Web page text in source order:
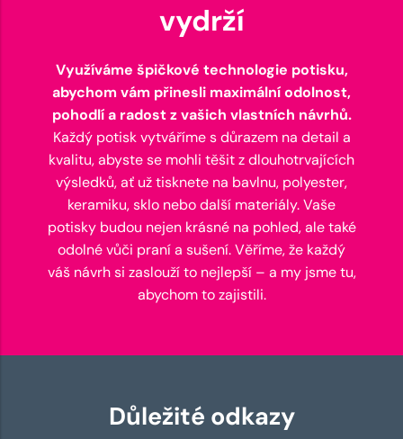
vydrží
Využíváme špičkové technologie potisku,
abychom vám přinesli maximální odolnost,
pohodlí a radost z vašich vlastních návrhů.
Každý potisk vytváříme s důrazem na detail a
kvalitu, abyste se mohli těšit z dlouhotrvajících
výsledků, ať už tisknete na bavlnu, polyester,
keramiku, sklo nebo další materiály. Vaše
potisky budou nejen krásné na pohled, ale také
odolné vůči praní a sušení. Věříme, že každý
váš návrh si zaslouží to nejlepší – a my jsme tu,
abychom to zajistili.
Důležité odkazy